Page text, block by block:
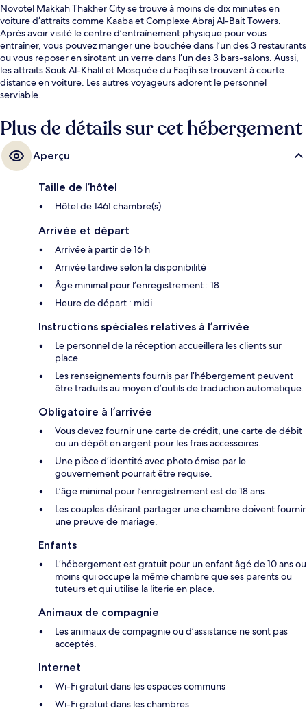
Novotel Makkah Thakher City se trouve à moins de dix minutes en
voiture d’attraits comme Kaaba et Complexe Abraj Al-Bait Towers.
Après avoir visité le centre d’entraînement physique pour vous
entraîner, vous pouvez manger une bouchée dans l’un des 3 restaurants
ou vous reposer en sirotant un verre dans l’un des 3 bars-salons. Aussi,
les attraits Souk Al-Khalil et Mosquée du Faqīh se trouvent à courte
distance en voiture. Les autres voyageurs adorent le personnel
serviable.
Plus de détails sur cet hébergement
Aperçu
Taille de l’hôtel
Hôtel de 1461 chambre(s)
Arrivée et départ
Arrivée à partir de 16 h
Arrivée tardive selon la disponibilité
Âge minimal pour l’enregistrement : 18
Heure de départ : midi
Instructions spéciales relatives à l’arrivée
Le personnel de la réception accueillera les clients sur
place.
Les renseignements fournis par l’hébergement peuvent
être traduits au moyen d’outils de traduction automatique.
Obligatoire à l’arrivée
Vous devez fournir une carte de crédit, une carte de débit
ou un dépôt en argent pour les frais accessoires.
Une pièce d’identité avec photo émise par le
gouvernement pourrait être requise.
L’âge minimal pour l’enregistrement est de 18 ans.
Les couples désirant partager une chambre doivent fournir
une preuve de mariage.
Enfants
L’hébergement est gratuit pour un enfant âgé de 10 ans ou
moins qui occupe la même chambre que ses parents ou
tuteurs et qui utilise la literie en place.
Animaux de compagnie
Les animaux de compagnie ou d’assistance ne sont pas
acceptés.
Internet
Wi-Fi gratuit dans les espaces communs
Wi-Fi gratuit dans les chambres